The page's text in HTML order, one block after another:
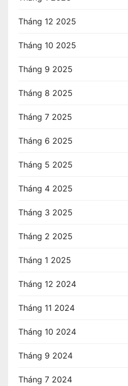
Tháng 12 2025
Tháng 10 2025
Tháng 9 2025
Tháng 8 2025
Tháng 7 2025
Tháng 6 2025
Tháng 5 2025
Tháng 4 2025
Tháng 3 2025
Tháng 2 2025
Tháng 1 2025
Tháng 12 2024
Tháng 11 2024
Tháng 10 2024
Tháng 9 2024
Tháng 7 2024